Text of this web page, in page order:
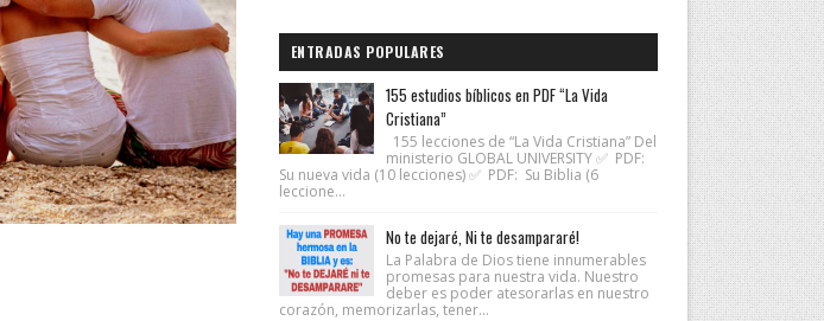
ENTRADAS POPULARES
155 estudios bíblicos en PDF “La Vida
Cristiana”
155 lecciones de “La Vida Cristiana” Del
ministerio GLOBAL UNIVERSITY ✅ PDF:
Su nueva vida (10 lecciones) ✅ PDF: Su Biblia (6
leccione...
No te dejaré, Ni te desampararé!
La Palabra de Dios tiene innumerables
promesas para nuestra vida. Nuestro
deber es poder atesorarlas en nuestro
corazón, memorizarlas, tener...